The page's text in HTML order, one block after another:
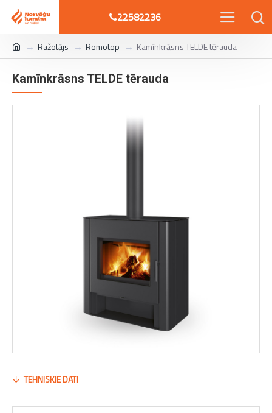
22582236
Ražotājs Romotop Kamīnkrāsns TELDE tērauda
Kamīnkrāsns TELDE tērauda
TEHNISKIE DATI